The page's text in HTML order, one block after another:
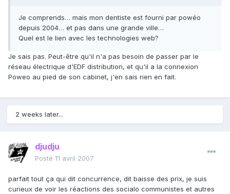
Je comprends… mais mon dentiste est fourni par powéo
depuis 2004… et pas dans une grande ville…
Quel est le lien avec les technologies web?
Je sais pas. Peut-être qu'il n'a pas besoin de passer par le
réseau électrique d'EDF distribution, et qu'il a la connexion
Poweo au pied de son cabinet, j'en sais rien en fait.
2 weeks later...
djudju
Posté 11 avril 2007
parfait tout ça qui dit concurrence, dit baisse des prix, je suis
curieux de voir les réactions des socialo communistes et autres